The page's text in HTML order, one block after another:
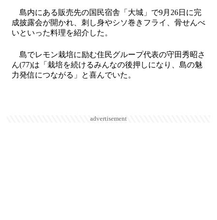
島内にある販売先の国民宿舎「大城」で9月26日に完
成披露会が開かれ、刺し身やシソ巻きフライ、骨せんべ
いといった料理を紹介した。
島でレモン栽培に励む住民グループ代表の守田秀昭さ
ん(77)は「栽培を続けるみんなの後押しになり、島の魅
力発信につながる」と喜んでいた。
advertisement